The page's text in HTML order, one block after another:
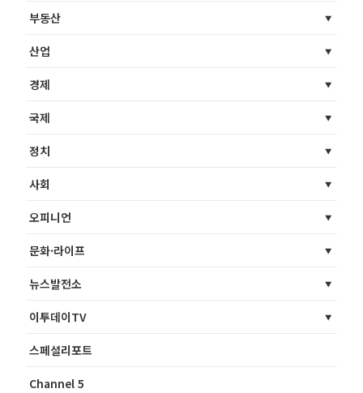
부동산
산업
경제
국제
정치
사회
오피니언
문화·라이프
뉴스발전소
이투데이TV
스페셜리포트
Channel 5